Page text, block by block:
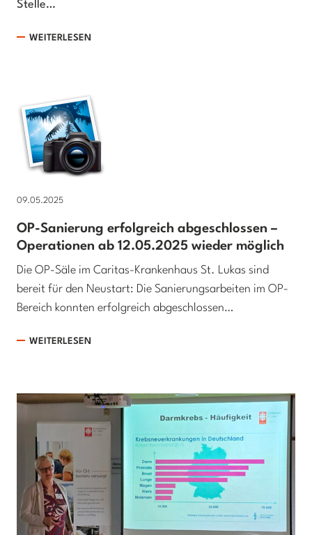
Stelle…
WEITERLESEN
09.05.2025
OP-Sanierung erfolgreich abgeschlossen –
Operationen ab 12.05.2025 wieder möglich
Die OP-Säle im Caritas-Krankenhaus St. Lukas sind
bereit für den Neustart: Die Sanierungsarbeiten im OP-
Bereich konnten erfolgreich abgeschlossen…
WEITERLESEN